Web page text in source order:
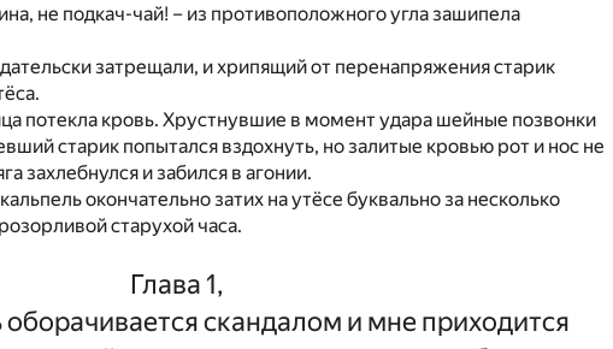
не подкач-чай! – из противоположного угла зашипела
затрещали, и хрипящий от перенапряжения старик
потекла кровь. Хрустнувшие в момент удара шейные позвонки
старик попытался вздохнуть, но залитые кровью рот и нос не
захлебнулся и забился в агонии.
окончательно затих на утёсе буквально за несколько
старухой часа.
Глава 1,
оборачивается скандалом и мне приходится